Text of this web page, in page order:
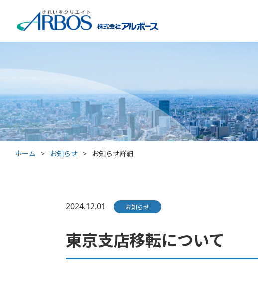
ホーム > お知らせ > お知らせ詳細
2024.12.01 お知らせ
東京支店移転について